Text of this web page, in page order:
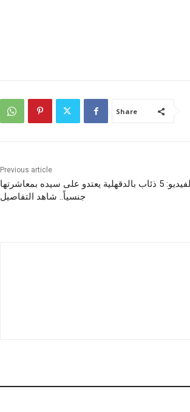
Share
Previous article
بالفيديو: 5 ذئاب بالدقهلية يعتدو على سيده بمعاشرتها
جنسياً.. شاهد التفاصيل